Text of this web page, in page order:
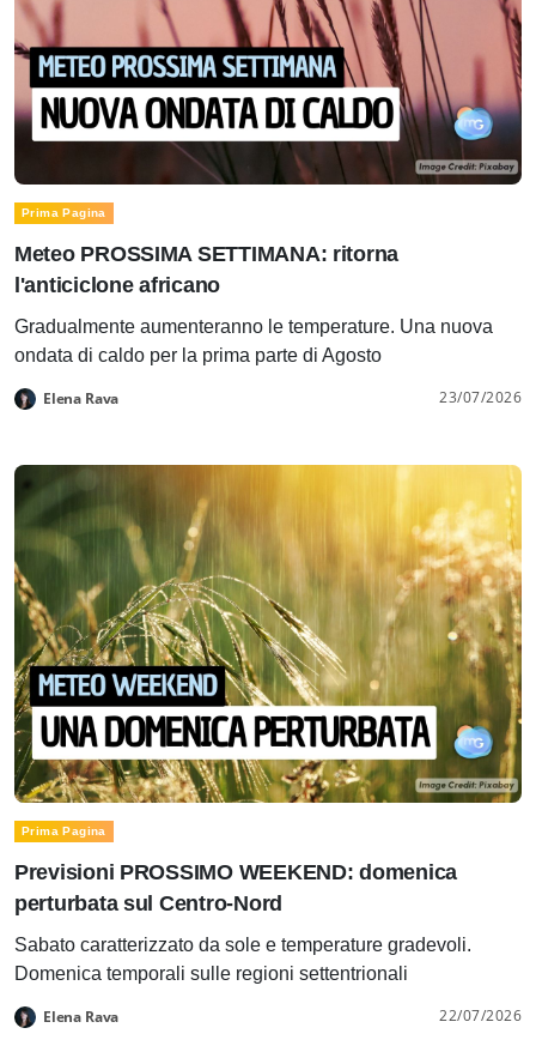
Prima Pagina
Meteo PROSSIMA SETTIMANA: ritorna
l'anticiclone africano
Gradualmente aumenteranno le temperature. Una nuova
ondata di caldo per la prima parte di Agosto
Elena Rava 23/07/2026
Prima Pagina
Previsioni PROSSIMO WEEKEND: domenica
perturbata sul Centro-Nord
Sabato caratterizzato da sole e temperature gradevoli.
Domenica temporali sulle regioni settentrionali
Elena Rava 22/07/2026